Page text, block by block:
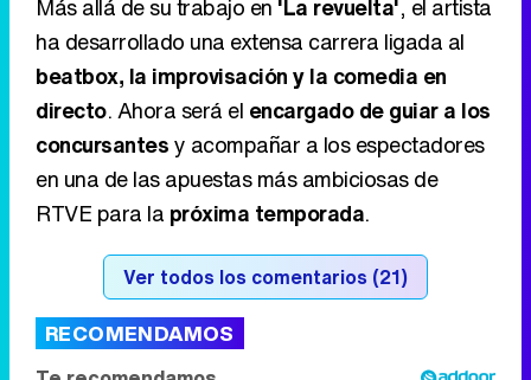
en una de las apuestas más ambiciosas de
RTVE para lapróxima temporada.
Ver todos los comentarios (21)
RECOMENDAMOS